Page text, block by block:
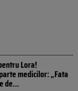
Lora!
medicilor: „Fata
de…